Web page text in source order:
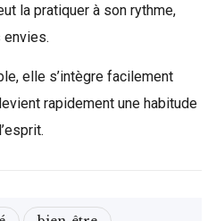
la pratiquer à son rythme,
elle s’intègre facilement
rapidement une habitude